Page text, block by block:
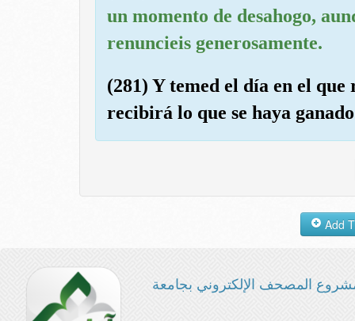
un momento de desahogo,
renuncieis generosamente.
(281) Y temed el día en el
recibirá lo que se haya
المصحف الإلكتروني بجامعة